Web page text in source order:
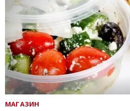
МАГАЗИН